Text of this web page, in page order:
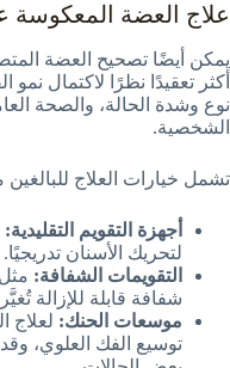
علاج العضة المعكوسة
يمكن أيضًا تصحيح العضة
أكثر تعقيدًا نظرًا لاكتمال نمو
نوع وشدة الحالة، والصحة
الشخصية.
تشمل خيارات العلاج للبالغين
أجهزة التقويم التقليدية:
لتحريك الأسنان تدريجيًا.
التقويمات الشفافة:
شفافة قابلة للإزالة
موسعات الحنك: لعلاج
توسيع الفك العلوي،